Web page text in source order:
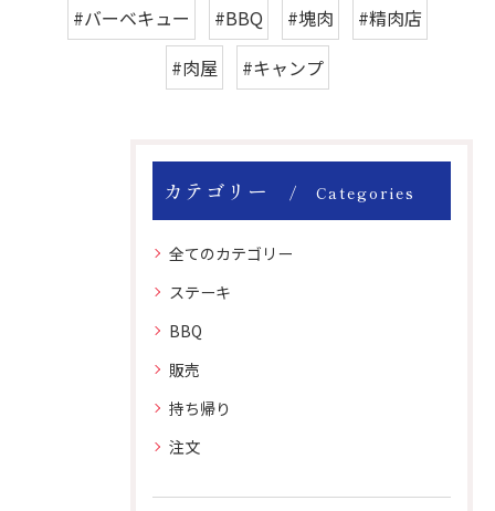
#バーベキュー
#BBQ #塊肉
#精肉店
#肉屋
#キャンプ
カテゴリー Categories
全てのカテゴリー
ステーキ
BBQ
販売
持ち帰り
注文